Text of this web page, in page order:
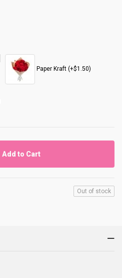
Paper Kraft (+$1.50)
Add to Cart
Out of stock